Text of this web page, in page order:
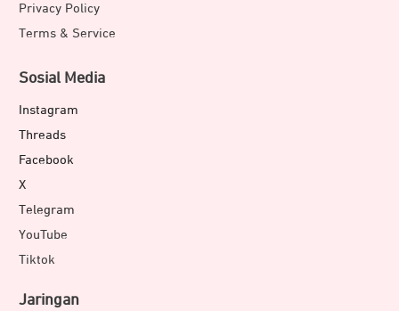
Privacy Policy
Terms & Service
Sosial Media
Instagram
Threads
Facebook
X
Telegram
YouTube
Tiktok
Jaringan